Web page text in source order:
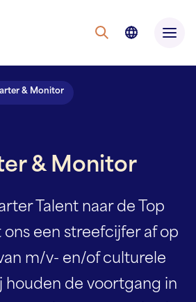
& Monitor
& Monitor
Talent naar de Top
ons een streefcijfer af op
m/v- en/of culturele
houden de voortgang in